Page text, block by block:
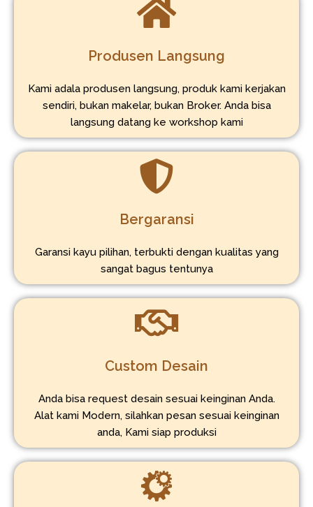
Produsen Langsung
Kami adala produsen langsung, produk kami kerjakan
sendiri, bukan makelar, bukan Broker. Anda bisa
langsung datang ke workshop kami
Bergaransi
Garansi kayu pilihan, terbukti dengan kualitas yang
sangat bagus tentunya
Custom Desain
Anda bisa request desain sesuai keinginan Anda.
Alat kami Modern, silahkan pesan sesuai keinginan
anda, Kami siap produksi